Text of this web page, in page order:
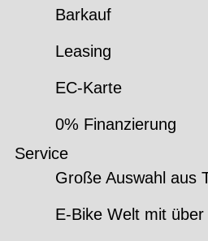
Barkauf
Leasing
EC-Karte
0% Finanzierung
Service
Große Auswahl aus
E-Bike Welt mit